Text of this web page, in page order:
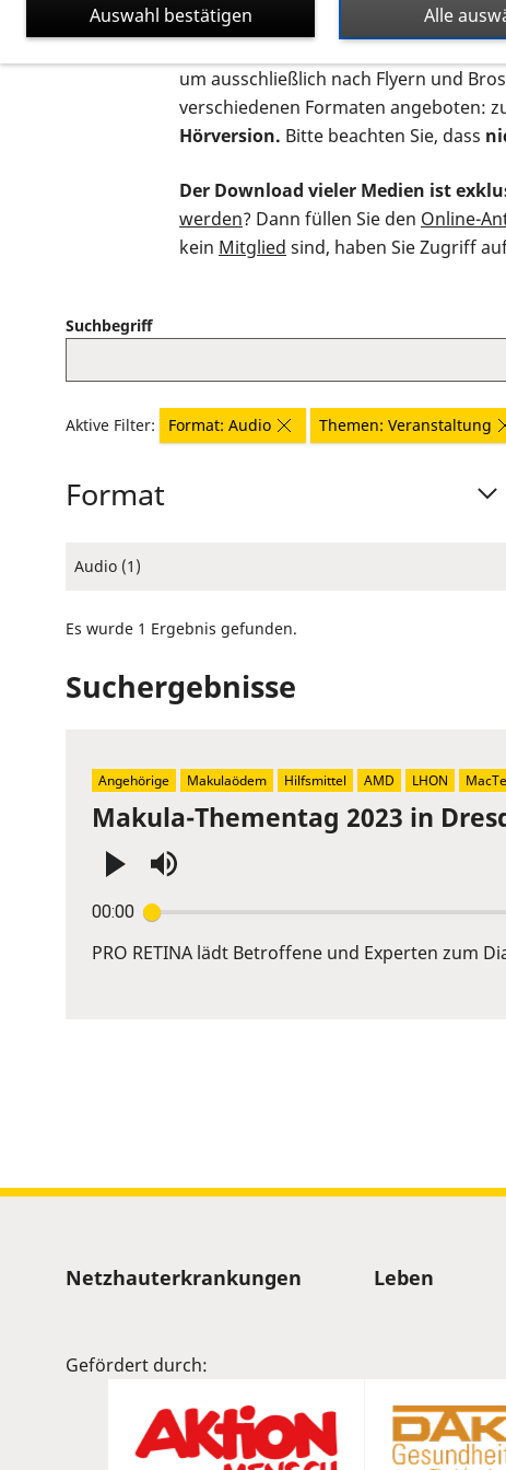
Auf dieser Seite finden Sie
um ausschließlich nach Flyern und
verschiedenen Formaten angeboten:
Hörversion. Bitte beachten Sie, dass
Der Download vieler Medien ist
werden? Dann füllen Sie den Online-
kein Mitglied sind, haben Sie Zugriff
Suchbegriff
Aktive Filter: Format: Audio Themen: Veranstaltung
Format
Audio (1)
Es wurde 1 Ergebnis gefunden.
Suchergebnisse
Makula-Thementag 2023 in
00:00
Enter
or
PRO RETINA lädt Betroffene und Experten zum
Angehörige Makulaödem Hilfsmittel AMD LHON
Sitemap
Netzhauterkrankungen Leben
Gefördert durch:
Alle
Auswahl bestätigen